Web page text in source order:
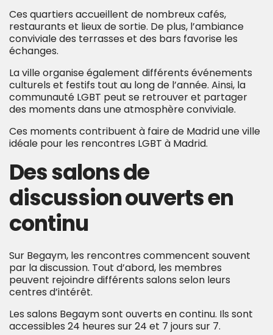
Ces quartiers accueillent de nombreux cafés,
restaurants et lieux de sortie. De plus, l’ambiance
conviviale des terrasses et des bars favorise les
échanges.
La ville organise également différents événements
culturels et festifs tout au long de l’année. Ainsi, la
communauté LGBT peut se retrouver et partager
des moments dans une atmosphère conviviale.
Ces moments contribuent à faire de Madrid une ville
idéale pour les rencontres LGBT à Madrid.
Des salons de
discussion ouverts en
continu
Sur Begaym, les rencontres commencent souvent
par la discussion. Tout d’abord, les membres
peuvent rejoindre différents salons selon leurs
centres d’intérêt.
Les salons Begaym sont ouverts en continu. Ils sont
accessibles 24 heures sur 24 et 7 jours sur 7.